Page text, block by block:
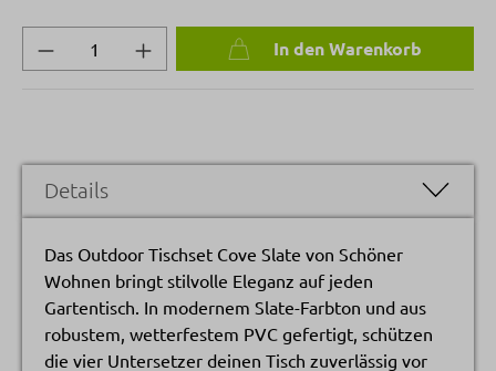
Produkt Anzahl: Gib den gewünschten
In den Warenkorb
Details
Das Outdoor Tischset Cove Slate von Schöner
Wohnen bringt stilvolle Eleganz auf jeden
Gartentisch. In modernem Slate-Farbton und aus
robustem, wetterfestem PVC gefertigt, schützen
die vier Untersetzer deinen Tisch zuverlässig vor